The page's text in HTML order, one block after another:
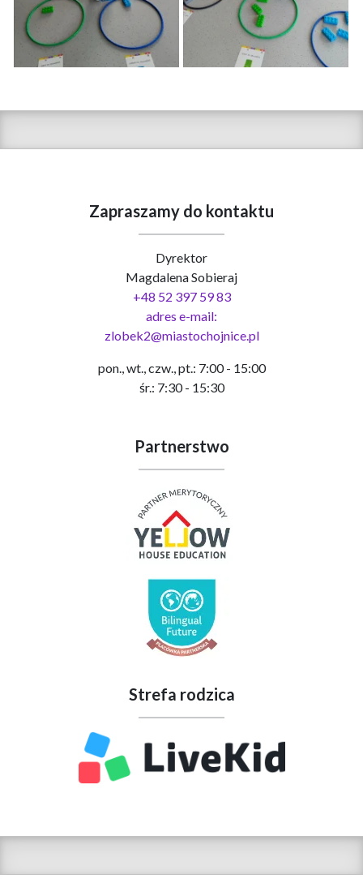
Zapraszamy do kontaktu
Dyrektor
Magdalena Sobieraj
+48 52 397 59 83
adres e-mail:
zlobek2@miastochojnice.pl
pon., wt., czw., pt.: 7:00 - 15:00
śr.: 7:30 - 15:30
Partnerstwo
Strefa rodzica